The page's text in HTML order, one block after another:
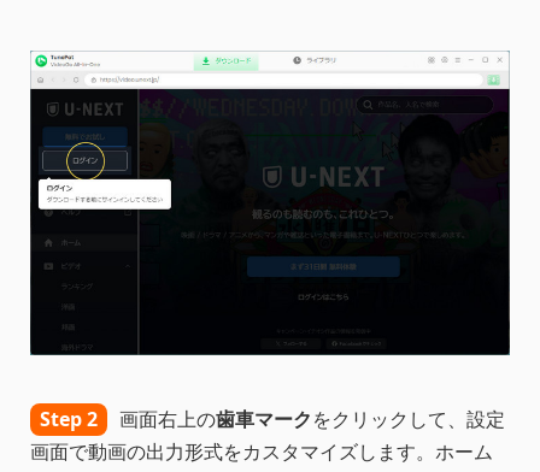
Step 2 画面右上の歯車マークをクリックして、設定
画面で動画の出力形式をカスタマイズします。ホーム